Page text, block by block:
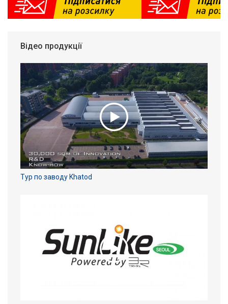
Відео продукції
Тур по заводу Khatod